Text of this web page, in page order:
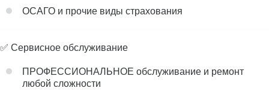
ОСАГО и прочие виды страхования
✅ Сервисное обслуживание
ПРОФЕССИОНАЛЬНОЕ обслуживание и ремонт
любой сложности